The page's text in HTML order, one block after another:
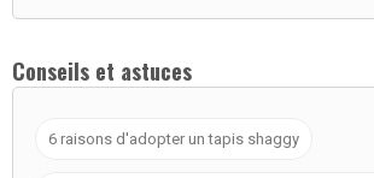
Conseils et astuces
6 raisons d'adopter un tapis shaggy